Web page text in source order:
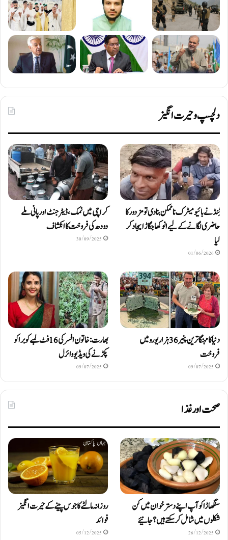
دلچسپ و حیرت انگیز
ٹِنڈ نے بائیومیٹرک ناممکن بنا دی تو مزدور کا
حاضری لگانے کے لیے انوکھا جگاڑ ایجاد کر
لیا
01/06/2026
کراچی میں نمک، ڈیٹرجنٹ اور پانی ملے
دودھ کی فروخت کا انکشاف
30/09/2025
دنیا کا مہنگا ترین پنیر 36 ہزار یورو میں
فروخت
09/07/2025
بھارت: خاتون افسر کی 16 فٹ لمبے کوبرا کو
پکڑنے کی ویڈیو وائرل
09/07/2025
صحت اور غذا
سنگھاڑا کو آپ اپنے دستر خوان میں کن
شکلوں میں شامل کرسکتے ہیں ؟ جانیئے
26/12/2025
روزانہ مالٹے کا جوس پینے کے حیرت انگیز
فوائد
05/12/2025